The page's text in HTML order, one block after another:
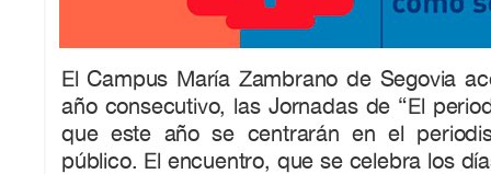
El Campus María Zambrano de Segovia
año consecutivo, las Jornadas de “El
que este año se centrarán en el
público. El encuentro, que se celebra los